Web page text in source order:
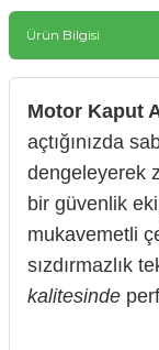
Ürün Bilgisi
Motor Kaput
açtığınızda
dengeleyerek
bir güvenlik
mukavemetli
sızdırmazlık
kalitesinde